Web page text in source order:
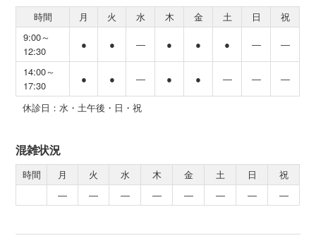
時間 月 火 水 木 金 土 日
祝
9:00～
12:30
● ● ― ● ● ● ― ―
14:00～
17:30
● ● ― ● ● ― ― ―
休診日：水・土午後・日・祝
混雑状況
時間 月 火 水 木 金 土 日
祝
―
― ― ― ― ― ― ―